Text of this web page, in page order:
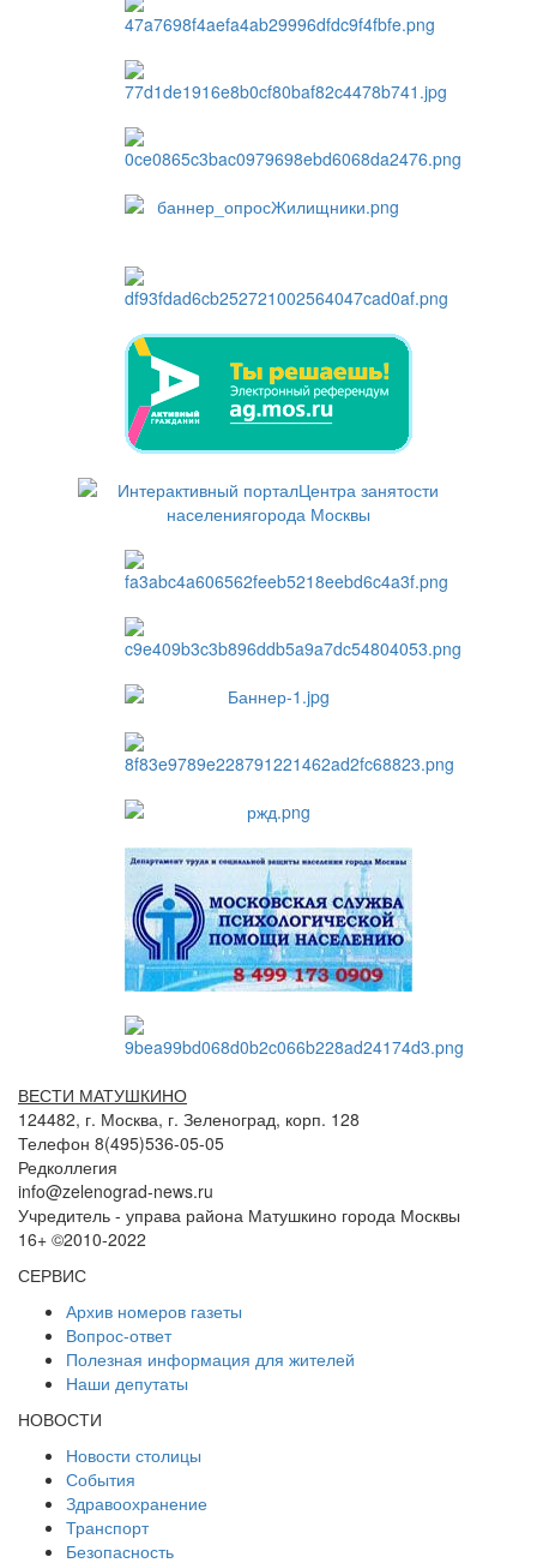
ВЕСТИ МАТУШКИНО
124482, г. Москва, г. Зеленоград, корп. 128
Телефон 8(495)536-05-05
Редколлегия
info@zelenograd-news.ru
Учредитель - управа района Матушкино города Москвы
16+ ©2010-2022
СЕРВИС
Архив номеров газеты
Вопрос-ответ
Полезная информация для жителей
Наши депутаты
НОВОСТИ
Новости столицы
События
Здравоохранение
Транспорт
Безопасность